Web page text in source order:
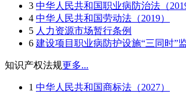
3 中华人民共和国职业病防治法（2019
4 中华人民共和国劳动法（2019）
5 人力资源市场暂行条例
6 建设项目职业病防护设施“三同时”
知识产权法规更多...
1 中华人民共和国商标法（2027）